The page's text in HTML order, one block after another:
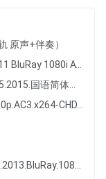
原声+伴奏）
周慧敏 Deep V 25周年演唱会[简繁中字]2011 BluRay 1080i AVC DTS-HD MA5.1-CHDBits